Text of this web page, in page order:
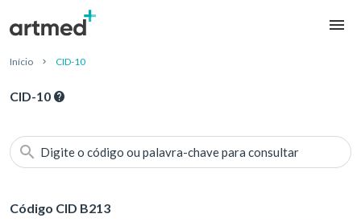
Início CID-10
CID-10
Digite o código ou palavra-chave para consultar
Código CID B213